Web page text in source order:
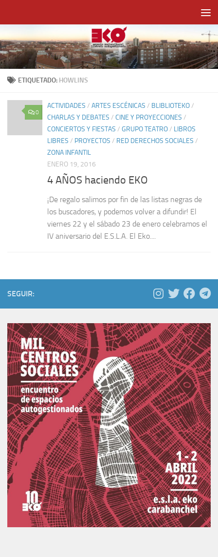
ETIQUETADO: HOWLINS
0
ACTIVIDADES / ARTES ESCÉNICAS / BLIBLIOTEKO/
CHARLAS Y DEBATES / CINE Y PROYECCIONES /
CONCIERTOS Y FIESTAS / GRUPO TEATRO/ LIBROS
LIBRES / PROYECTOS / RED DERECHOS SOCIALES /
ZONA INFANTIL
ENERO 19, 2016
4 AÑOS haciendo EKO
¡De regalo salimos por fin de las listas negras de
los buscadores, y podemos volver a difundir! El
viernes 22 y el sábado 23 de enero celebramos el
IV aniversario del E.S.L.A. El Eko....
SEGUIR: